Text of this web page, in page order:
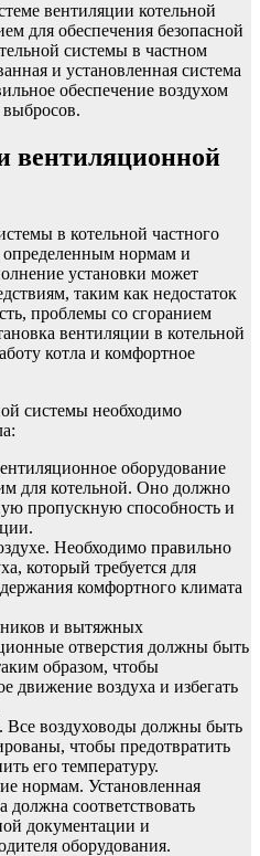
вентиляции котельной
для обеспечения безопасной
системы в частном
и установленная система
обеспечение воздухом
вентиляционной
в котельной частного
определенным нормам и
установки может
таким как недостаток
проблемы со сгоранием
вентиляции в котельной
котла и комфортное
системы необходимо
оборудование
для котельной. Оно должно
пропускную способность и
Необходимо правильно
который требуется для
комфортного климата
и вытяжных
отверстия должны быть
образом, чтобы
движение воздуха и избегать
Все воздуховоды должны быть
чтобы предотвратить
его температуру.
нормам. Установленная
должна соответствовать
документации и
оборудования.